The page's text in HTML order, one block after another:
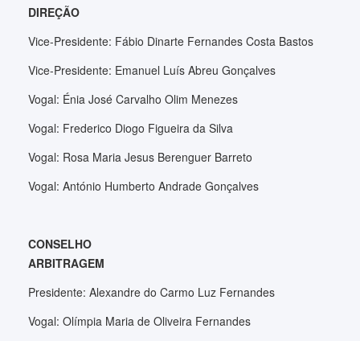
DIREÇÃO
Vice-Presidente: Fábio Dinarte Fernandes Costa Bastos
Vice-Presidente: Emanuel Luís Abreu Gonçalves
Vogal: Énia José Carvalho Olim Menezes
Vogal: Frederico Diogo Figueira da Silva
Vogal: Rosa Maria Jesus Berenguer Barreto
Vogal: António Humberto Andrade Gonçalves
CONSELHO
ARBITRAGEM
Presidente: Alexandre do Carmo Luz Fernandes
Vogal: Olímpia Maria de Oliveira Fernandes